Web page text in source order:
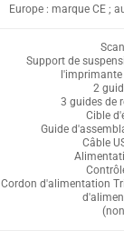
Europe : marque CE ;
Support de
2
3 guides de
Cible
Guide
Câble
Cordon d'alimentation